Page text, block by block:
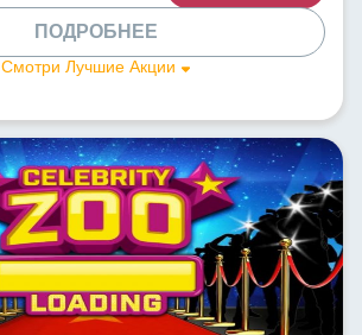
ПОДРОБНЕЕ
Смотри Лучшие Акции